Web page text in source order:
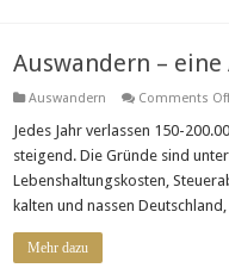
Auswandern –
Auswandern Comments Off
Jedes Jahr verlassen 150-
steigend. Die Gründe sind
Lebenshaltungskosten,
kalten und nassen
Mehr dazu